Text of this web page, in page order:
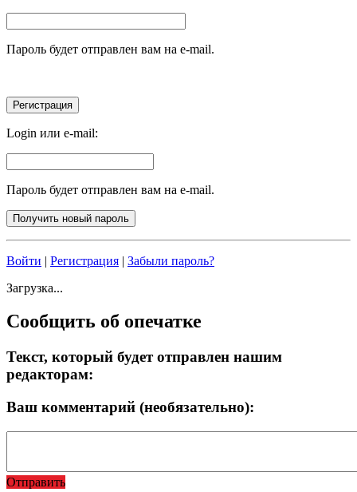
Пароль будет отправлен вам на e-mail.
Login или e-mail:
Пароль будет отправлен вам на e-mail.
Войти | Регистрация | Забыли пароль?
Загрузка...
Сообщить об опечатке
Текст, который будет отправлен нашим
редакторам:
Ваш комментарий (необязательно):
Отправить